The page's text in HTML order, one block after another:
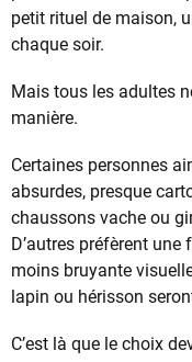
petit rituel de maison,
chaque soir.
Mais tous les adultes
manière.
Certaines personnes
absurdes, presque
chaussons vache ou
D’autres préfèrent
moins bruyante
lapin ou hérisson
C’est là que le choix